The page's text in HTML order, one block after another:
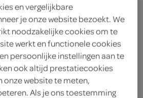
espresso
en vergelijkbare
je onze website bezoekt. We
noodzakelijke cookies om te
werkt en functionele cookies
persoonlijke instellingen aan te
ook altijd prestatiecookies
onze website te meten,
Als je ons toestemming